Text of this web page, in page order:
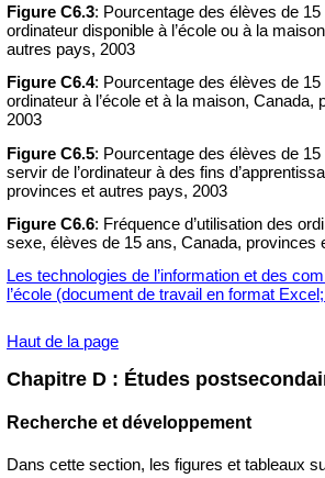
Figure C6.3: Pourcentage des élèves de
ordinateur disponible à l’école ou à la
autres pays, 2003
Figure C6.4: Pourcentage des élèves de
ordinateur à l’école et à la maison,
2003
Figure C6.5: Pourcentage des élèves de
servir de l’ordinateur à des fins
provinces et autres pays, 2003
Figure C6.6: Fréquence d’utilisation des
sexe, élèves de 15 ans, Canada, provinces
Les technologies de l’information et des
l’école (document de travail en format
Haut de la page
Chapitre D : Études
Recherche et développement
Dans cette section, les figures et tableaux